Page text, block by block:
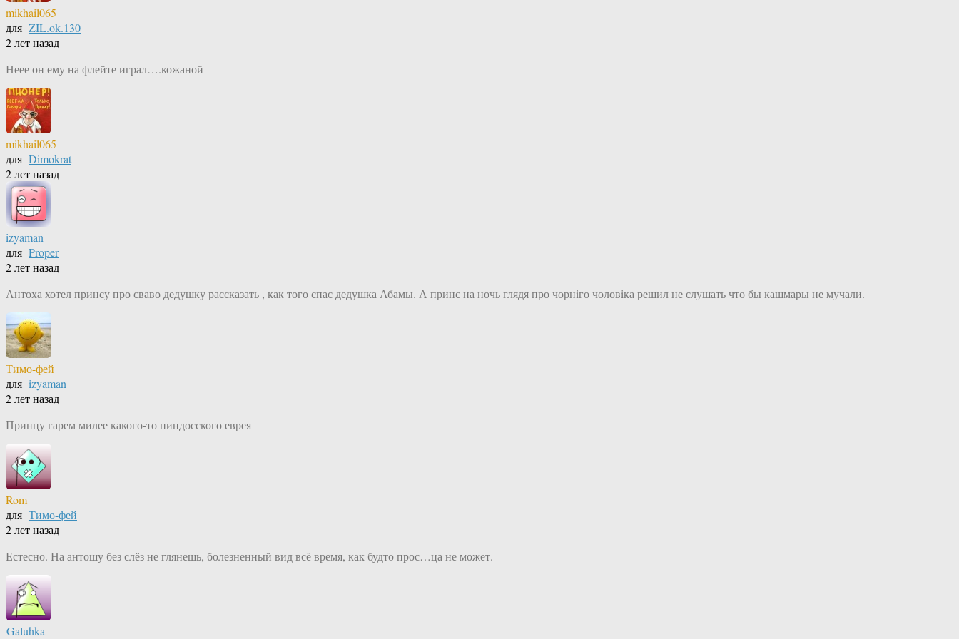
mikhail065
для ZIL.ok.130
2 лет назад
Неее он ему на флейте играл….кожаной
mikhail065
для Dimokrat
2 лет назад
izyaman
для Proper
2 лет назад
Антоха хотел принсу про сваво дедушку рассказать , как того спас дедушка Абамы. А принс на ночь глядя про чорнiго чоловiка решил не слушать что бы кашмары не мучали.
Тимо-фей
для izyaman
2 лет назад
Принцу гарем милее какого-то пиндосского еврея
Rom
для Тимо-фей
2 лет назад
Естесно. На антошу без слёз не глянешь, болезненный вид всё время, как будто прос…ца не может.
Galuhka